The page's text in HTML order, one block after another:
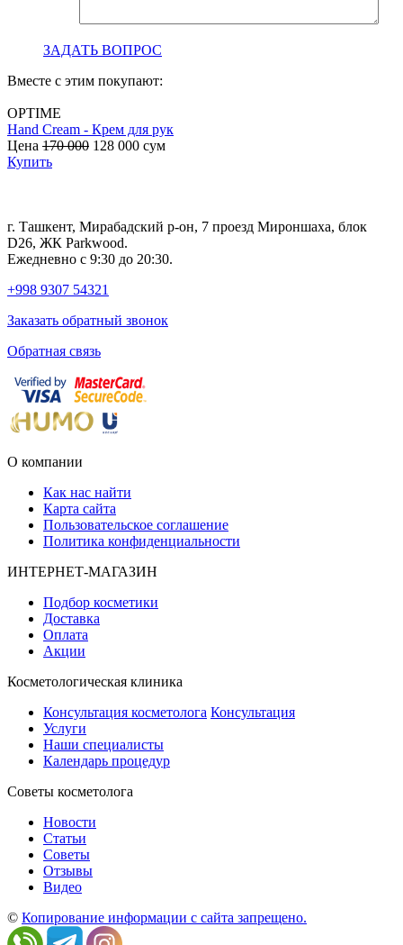
ЗАДАТЬ ВОПРОС
Вместе с этим покупают:
OPTIME
Hand Cream - Крем для рук
Цена 170 000 128 000 сум
Купить
г. Ташкент, Мирабадский р-он, 7 проезд Мироншаха, блок
D26, ЖК Раrkwood.
Ежедневно с 9:30 до 20:30.
+998 9307 54321
Заказать обратный звонок
Обратная связь
О компании
Как нас найти
Карта сайта
Пользовательское соглашение
Политика конфиденциальности
ИНТЕРНЕТ-МАГАЗИН
Подбор косметики
Доставка
Оплата
Акции
Косметологическая клиника
Консультация косметолога Консультация
Услуги
Наши специалисты
Календарь процедур
Cоветы косметолога
Новости
Статьи
Советы
Отзывы
Видео
© Копирование информации с сайта запрещено.